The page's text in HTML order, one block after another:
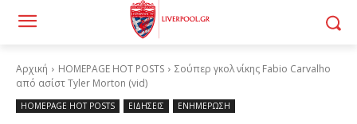
Αρχική HOMEPAGE HOT POSTS
Σούπερ γκολ νίκης Fabio Carvalho
από ασίστ Tyler Morton (vid)
HOMEPAGE HOT POSTS ΕΙΔΗΣΕΙΣ ΕΝΗΜΕΡΩΣΗ